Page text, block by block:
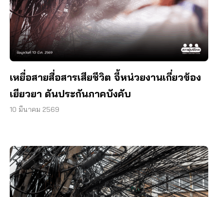
เหยื่อสายสื่อสารเสียชีวิต จี้หน่วยงานเกี่ยวข้อง
เยียวยา ดันประกันภาคบังคับ
10 มีนาคม 2569